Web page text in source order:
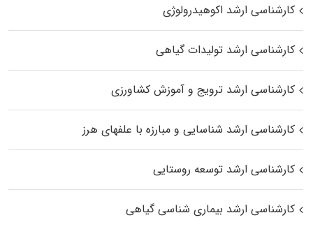
کارشناسی ارشد اکوهیدرولوژی
کارشناسی ارشد تولیدات گیاهی
کارشناسی ارشد ترویج و آموزش کشاورزی
کارشناسی ارشد شناسایی و مبارزه با علفهای هرز
کارشناسی ارشد توسعه روستایی
کارشناسی ارشد بیماری‌ شناسی گیاهی